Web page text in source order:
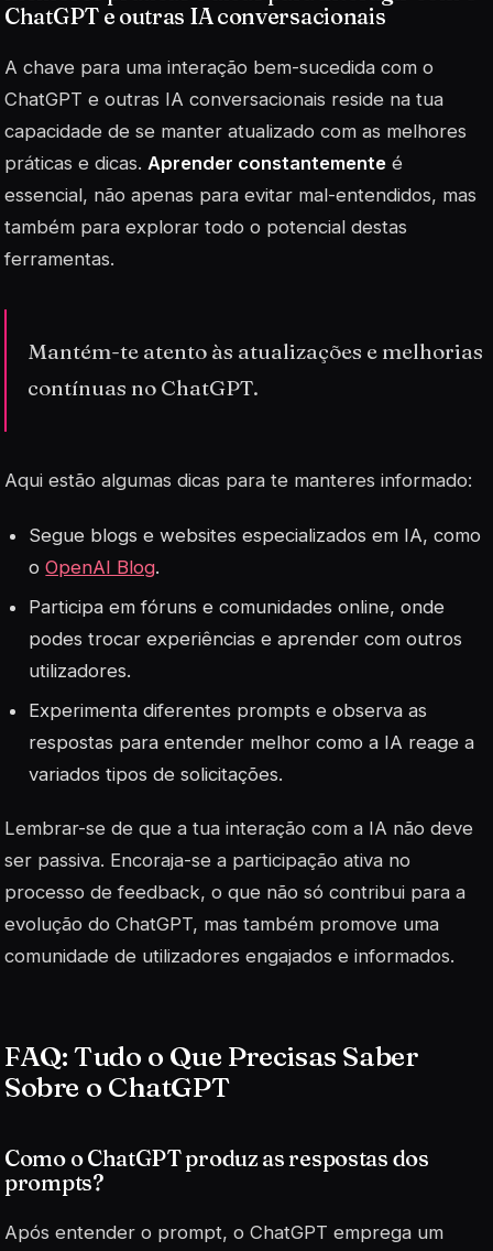
ChatGPT e outras IA conversacionais
A chave para uma interação bem-sucedida com o
ChatGPT e outras IA conversacionais reside na tua
capacidade de se manter atualizado com as melhores
práticas e dicas. Aprender constantemente é
essencial, não apenas para evitar mal-entendidos, mas
também para explorar todo o potencial destas
ferramentas.
Mantém-te atento às atualizações e melhorias
contínuas no ChatGPT.
Aqui estão algumas dicas para te manteres informado:
Segue blogs e websites especializados em IA, como
oOpenAI Blog.
Participa em fóruns e comunidades online, onde
podes trocar experiências e aprender com outros
utilizadores.
Experimenta diferentes prompts e observa as
respostas para entender melhor como a IA reage a
variados tipos de solicitações.
Lembrar-se de que a tua interação com a IA não deve
ser passiva. Encoraja-se a participação ativa no
processo de feedback, o que não só contribui para a
evolução do ChatGPT, mas também promove uma
comunidade de utilizadores engajados e informados.
FAQ: Tudo o Que Precisas Saber
Sobre o ChatGPT
Como o ChatGPT produz as respostas dos
prompts?
Após entender o prompt, o ChatGPT emprega um